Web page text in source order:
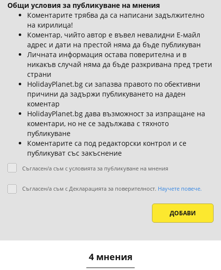
Общи условия за публикуване на мнения
Коментарите трябва да са написани задължително
на кирилица!
Коментар, чийто автор е въвел невалидни Е-майл
адрес и дати на престой няма да бъде публикуван
Личната информация остава поверителна и в
никакъв случай няма да бъде разкривана пред трети
страни
HolidayPlanet.bg си запазва правото по обективни
причини да задържи публикуването на даден
коментар
HolidayPlanet.bg дава възможност за изпращане на
коментари, но не се задължава с тяхното
публикуване
Коментарите са под редакторски контрол и се
публикуват със закъснение
Съгласен/а съм с условията за публикуване на мнения
Съгласен/а съм с Декларацията за поверителност. Научете повече.
ДОБАВИ
4 мнения